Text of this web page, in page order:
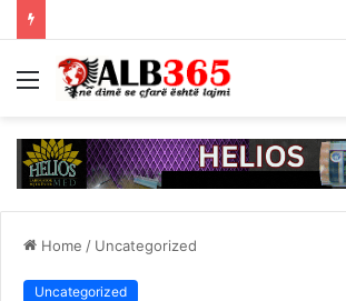
Menu
Home / Uncategorized
Uncategorized